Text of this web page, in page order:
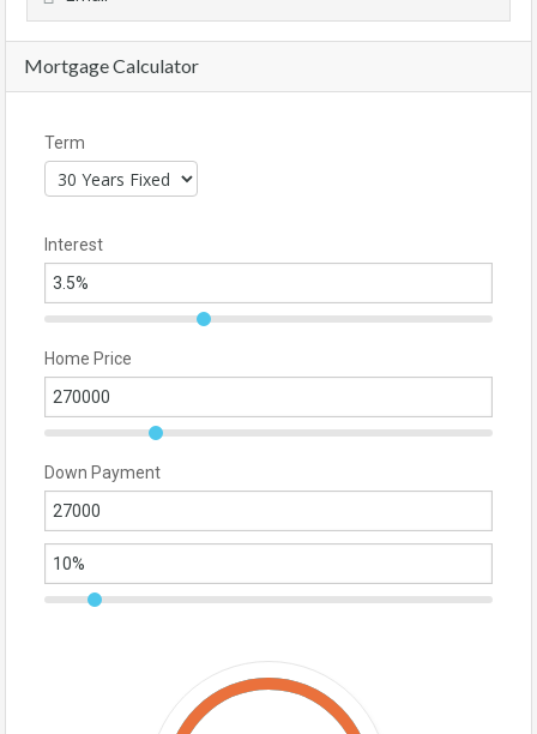
Mortgage Calculator
Term
Interest
Home Price
Down Payment